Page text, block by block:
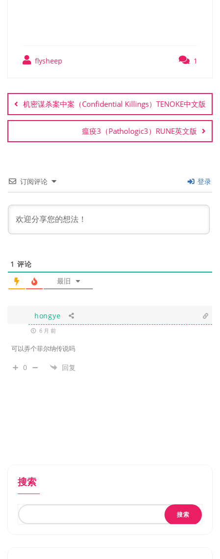
flysheep 1
章
导
航
机密谋杀案中案（Confidential Killings）TENOKE中文版
瘟疫3（Pathologic3）RUNE英文版
订阅评论 登录
1 评论
最旧
hongye
6 月 前
可以弄个菲尔纳传说吗
0 回复
搜索
搜索